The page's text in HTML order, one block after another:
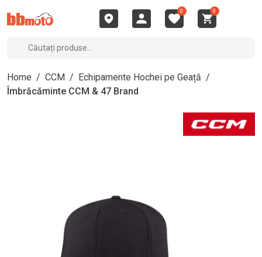
0 0
Home / CCM / Echipamente Hochei pe Geață /
Îmbrăcăminte CCM & 47 Brand